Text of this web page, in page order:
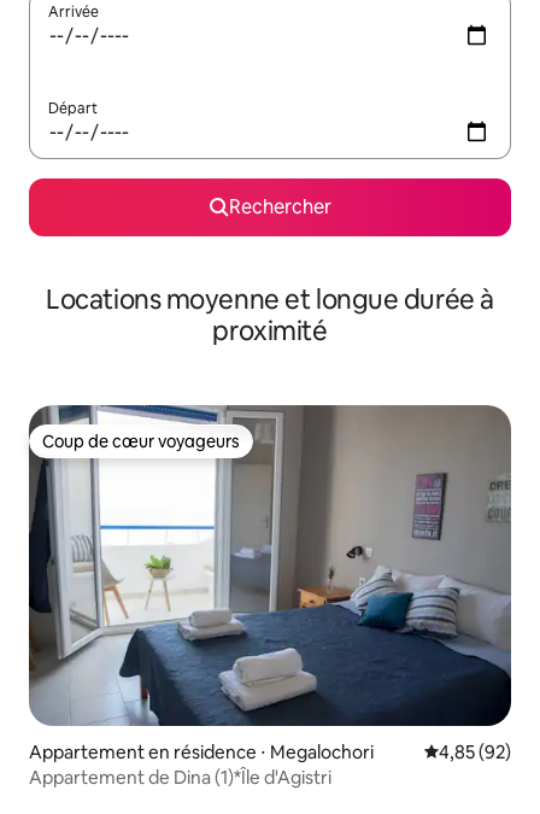
Arrivée
Départ
Rechercher
Locations moyenne et longue durée à
proximité
Coup de cœur voyageurs
Coup de cœur voyageurs
Appartement en résidence ⋅ Megalochori Évaluation
4,85 (92)
Appartement de Dina (1)*Île d'Agistri